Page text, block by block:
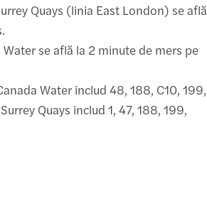
Quays (linia East London) se află
Water se află la 2 minute de mers pe
Water includ 48, 188, C10, 199,
Quays includ 1, 47, 188, 199,